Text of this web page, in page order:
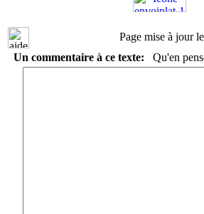
Page mise à jour le
Un commentaire à ce texte:
Qu'en